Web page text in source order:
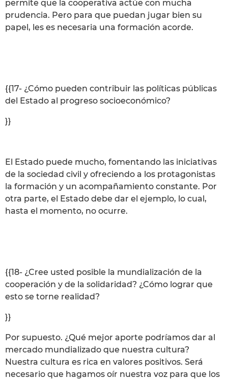
permite que la cooperativa actúe con mucha
prudencia. Pero para que puedan jugar bien su
papel, les es necesaria una formación acorde.
{{17- ¿Cómo pueden contribuir las políticas públicas
del Estado al progreso socioeconómico?
}}
El Estado puede mucho, fomentando las iniciativas
de la sociedad civil y ofreciendo a los protagonistas
la formación y un acompañamiento constante. Por
otra parte, el Estado debe dar el ejemplo, lo cual,
hasta el momento, no ocurre.
{{18- ¿Cree usted posible la mundialización de la
cooperación y de la solidaridad? ¿Cómo lograr que
esto se torne realidad?
}}
Por supuesto. ¿Qué mejor aporte podríamos dar al
mercado mundializado que nuestra cultura?
Nuestra cultura es rica en valores positivos. Será
necesario que hagamos oír nuestra voz para que los